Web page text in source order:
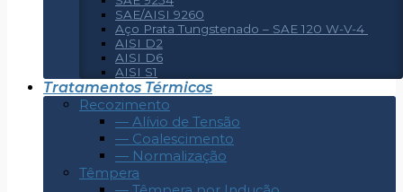
SAE/AISI 9260
Aço Prata Tungstenado – SAE 120 W-V-4
AISI D2
AISI D6
AISI S1
Tratamentos Térmicos
Recozimento
— Alívio de Tensão
— Coalescimento
— Normalização
Têmpera